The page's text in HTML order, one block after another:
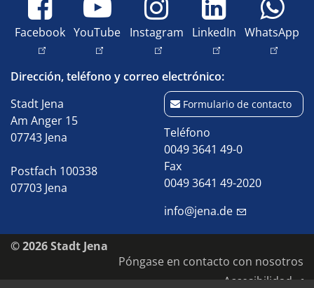
Facebook YouTube Instagram LinkedIn WhatsApp
Dirección, teléfono y correo electrónico:
Stadt Jena
Am Anger 15
07743 Jena
Postfach 100338
07703 Jena
Formulario de contacto
Teléfono
0049 3641 49-0
Fax
0049 3641 49-2020
info@jena.de
© 2026 Stadt Jena
Póngase en contacto con nosotros
Accesibilidad